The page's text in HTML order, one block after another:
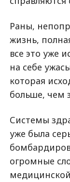
Раны,
жизнь,
все это уже
на себе
которая
больше, чем
Системы
уже была
огромные